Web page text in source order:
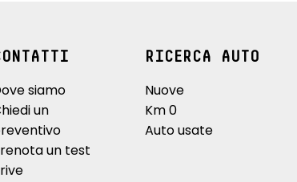
siamo
un
un test
RICERCA AUTO
Nuove
Km 0
Auto usate